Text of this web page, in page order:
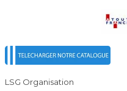
LSG Organisation